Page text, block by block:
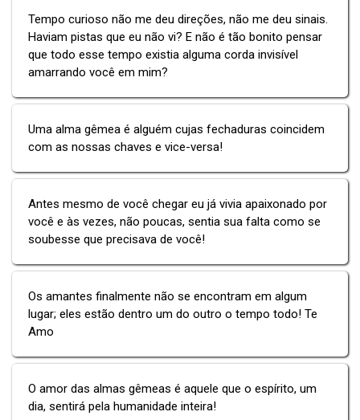
Tempo curioso não me deu direções, não me deu sinais.
Haviam pistas que eu não vi? E não é tão bonito pensar
que todo esse tempo existia alguma corda invisível
amarrando você em mim?
Uma alma gêmea é alguém cujas fechaduras coincidem
com as nossas chaves e vice-versa!
Antes mesmo de você chegar eu já vivia apaixonado por
você e às vezes, não poucas, sentia sua falta como se
soubesse que precisava de você!
Os amantes finalmente não se encontram em algum
lugar; eles estão dentro um do outro o tempo todo! Te
Amo
O amor das almas gêmeas é aquele que o espírito, um
dia, sentirá pela humanidade inteira!